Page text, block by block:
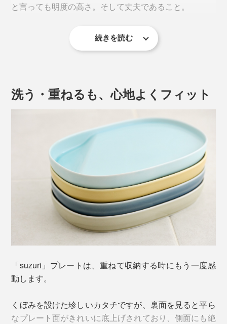
お皿が一枚減ることで、食卓も収納棚もすっきり、準
仕切りでセパレートするお皿とはまったく異なる、使い
勝手のよさを追求したカタチです。
と言っても明度の高さ。そして丈夫であること。
写真はsuzuriプレートの「
この白さによって、透明釉と呼ばれる透け感のある釉薬
のニュアンスが生きるのです。
「suzuri」は、くぼみに液体が溜まっているように見せ
う手法を用いています。
続きを読む
洗う・重ねるも、心地よくフィット
「suzuri」プレートは、重ねて収納する時にもう一度感
動します。
くぼみを設けた珍しいカタチですが、裏面を見ると平ら
なプレート面がきれいに底上げされており、側面にも絶